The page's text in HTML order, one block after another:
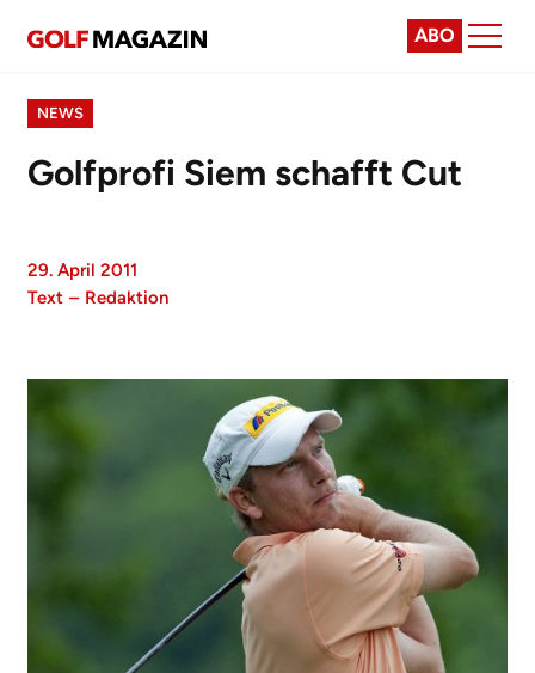
ABO
NEWS
Golfprofi Siem schafft Cut
29. April 2011
Text – Redaktion